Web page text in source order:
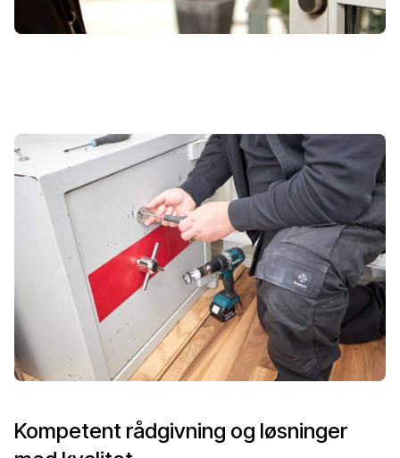
Kompetent rådgivning og løsninger